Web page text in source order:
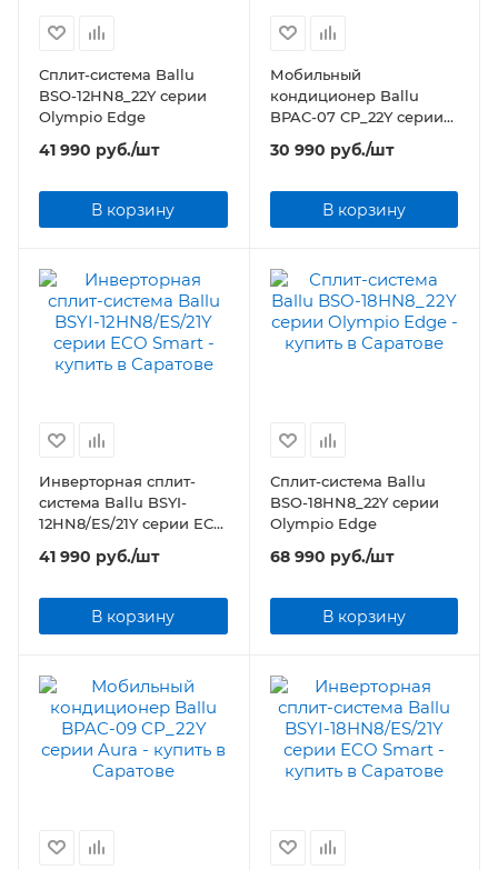
Сплит-система Ballu
BSO-12HN8_22Y серии
Olympio Edge
41 990 руб./шт
В корзину
Мобильный
кондиционер Ballu
BPAC-07 CP_22Y серии
30 990 руб./шт
В корзину
Инверторная сплит-
система Ballu BSYI-
12HN8/ES/21Y серии ECO
41 990 руб./шт
В корзину
Сплит-система Ballu
BSO-18HN8_22Y серии
Olympio Edge
68 990 руб./шт
В корзину